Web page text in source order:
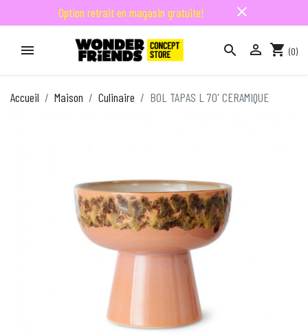
Option retrait en magasin gratuite! close
   shopping_cart (0)
Accueil Maison Culinaire BOL TAPAS L 70' CERAMIQUE